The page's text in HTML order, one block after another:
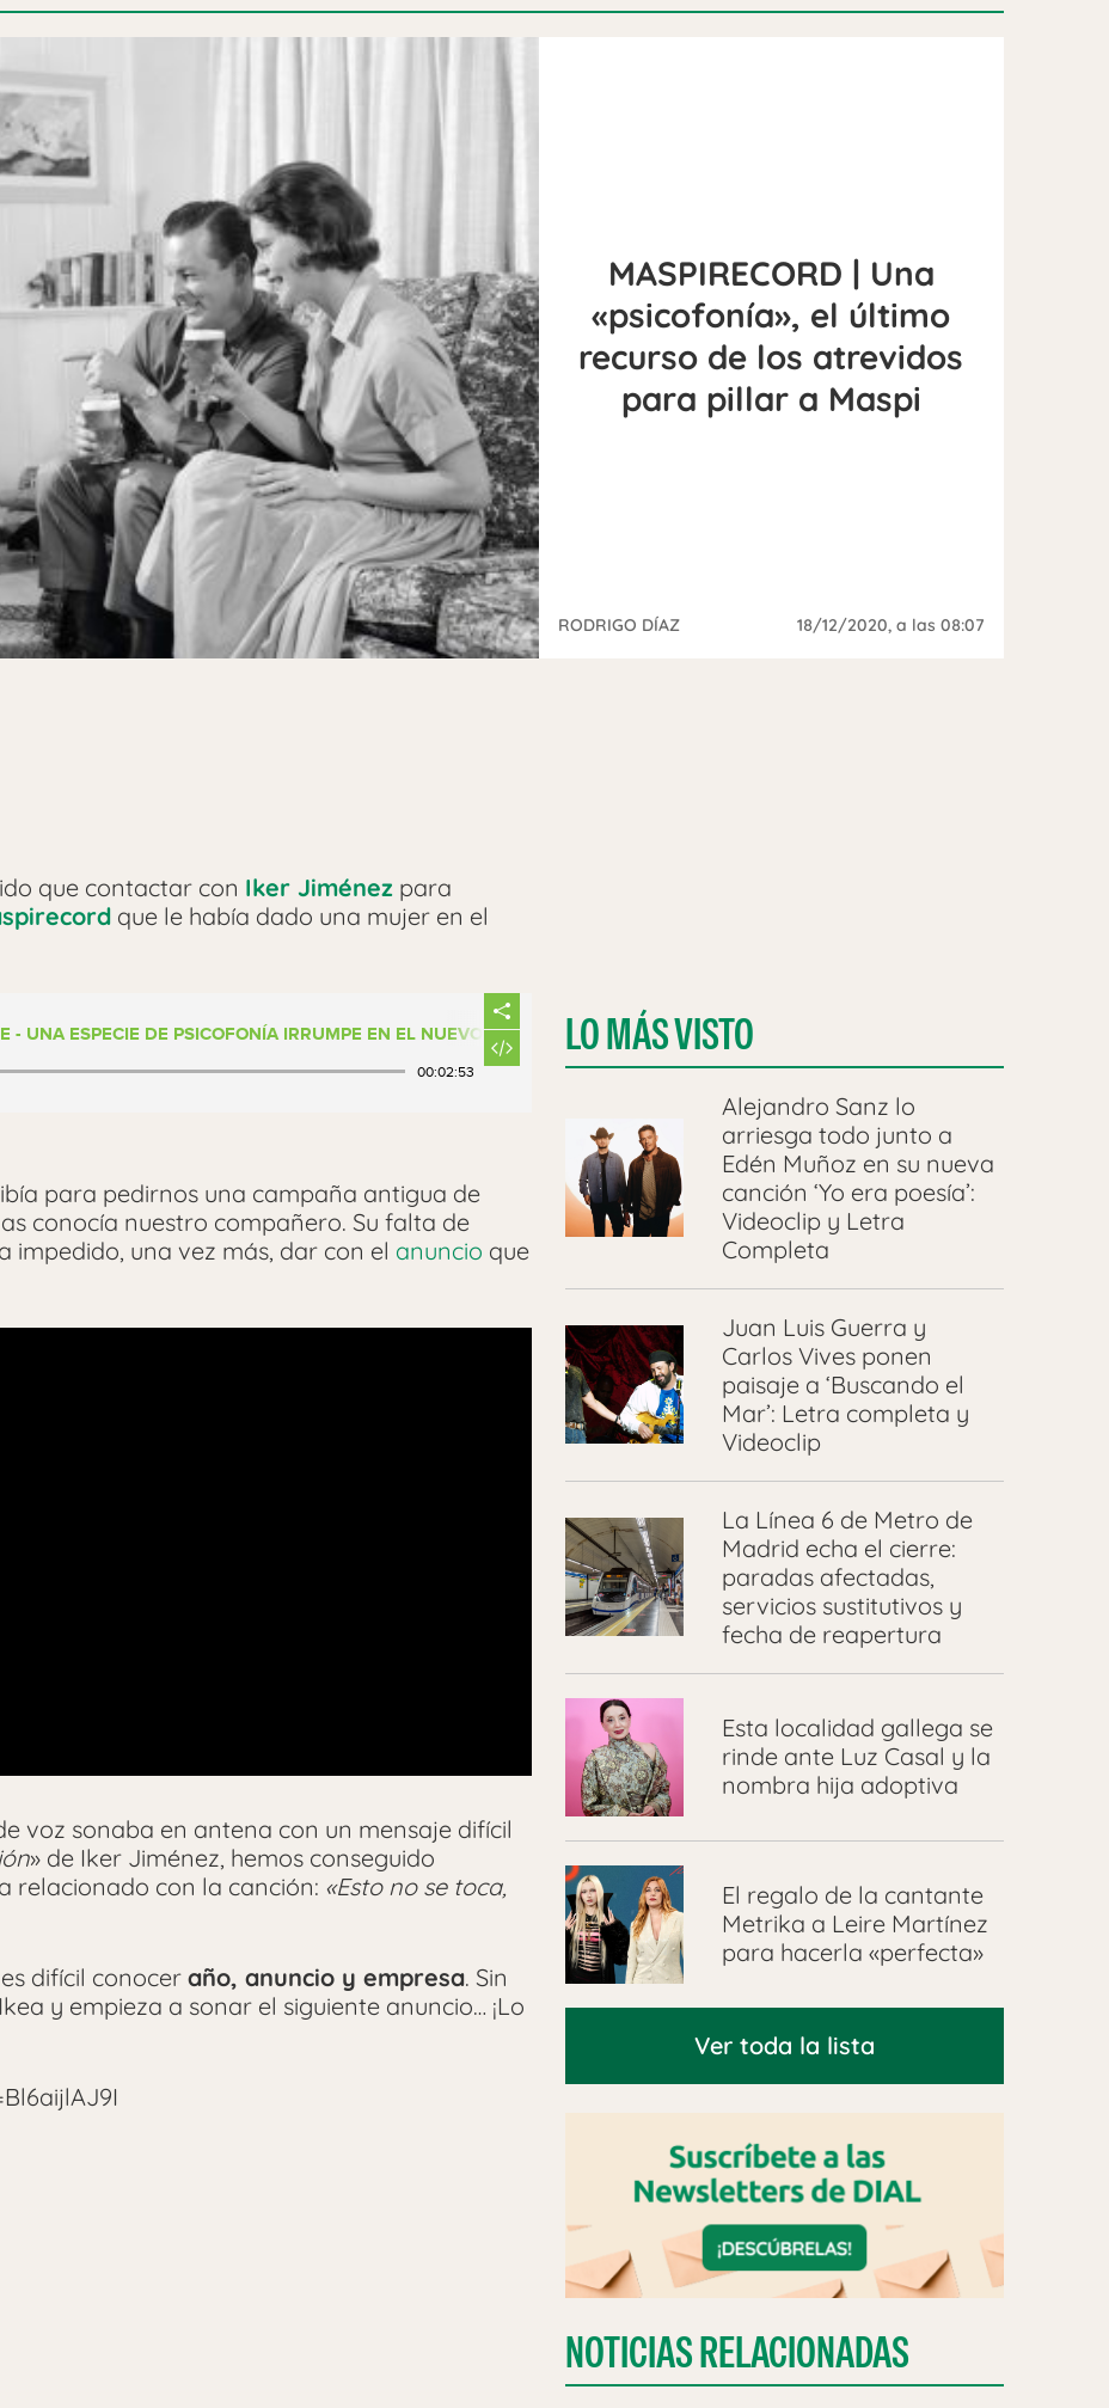
MASPIRECORD | Una
«psicofonía», el último
recurso de los atrevidos
para pillar a Maspi
RODRIGO DÍAZ 18/12/2020, a las 08:07
que contactar con Iker Jiménez para
que le había dado una mujer en el
- UNA ESPECIE DE PSICOFONÍA IRRUMPE EN EL NUEVO MASPIRECORD
00:02:53
para pedirnos una campaña antigua de
conocía nuestro compañero. Su falta de
impedido, una vez más, dar con el anuncio que
voz sonaba en antena con un mensaje difícil
» de Iker Jiménez, hemos conseguido
relacionado con la canción: «Esto no se toca,
difícil conocer año, anuncio y empresa. Sin
y empieza a sonar el siguiente anuncio… ¡Lo
LO MÁS VISTO
Alejandro Sanz lo
arriesga todo junto a
Edén Muñoz en su nueva
canción ‘Yo era poesía’:
Videoclip y Letra
Completa
Juan Luis Guerra y
Carlos Vives ponen
paisaje a ‘Buscando el
Mar’: Letra completa y
Videoclip
La Línea 6 de Metro de
Madrid echa el cierre:
paradas afectadas,
servicios sustitutivos y
fecha de reapertura
Esta localidad gallega se
rinde ante Luz Casal y la
nombra hija adoptiva
El regalo de la cantante
Metrika a Leire Martínez
para hacerla «perfecta»
Ver toda la lista
NOTICIAS RELACIONADAS